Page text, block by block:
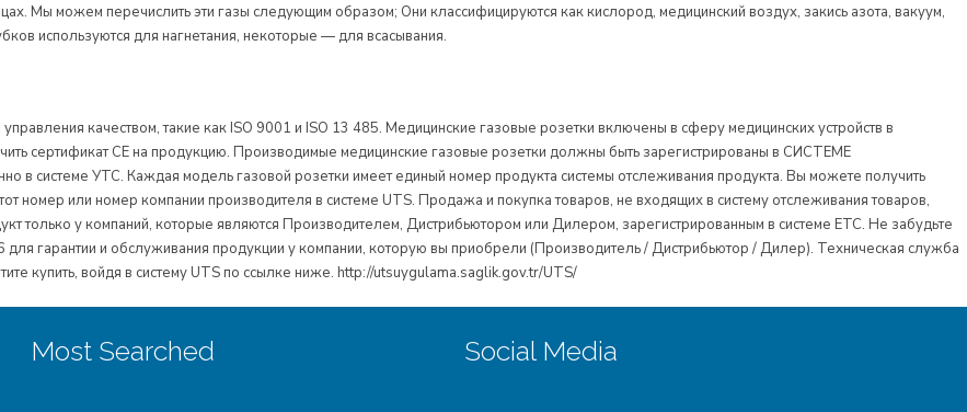
Мы можем перечислить эти газы следующим образом; Они классифицируются как кислород, медицинский воздух, закись азота, вакуум,
используются для нагнетания, некоторые — для всасывания.
качеством, такие как ISO 9001 и ISO 13 485. Медицинские газовые розетки включены в сферу медицинских устройств в
сертификат СЕ на продукцию. Производимые медицинские газовые розетки должны быть зарегистрированы в СИСТЕМЕ
УТС. Каждая модель газовой розетки имеет единый номер продукта системы отслеживания продукта. Вы можете получить
номер или номер компании производителя в системе UTS. Продажа и покупка товаров, не входящих в систему отслеживания товаров,
только у компаний, которые являются Производителем, Дистрибьютором или Дилером, зарегистрированным в системе ЕТС. Не забудьте
для гарантии и обслуживания продукции у компании, которую вы приобрели (Производитель / Дистрибьютор / Дилер). Техническая служба
купить, войдя в систему UTS по ссылке ниже. http://utsuygulama.saglik.gov.tr/UTS/
Most Searched Social Media